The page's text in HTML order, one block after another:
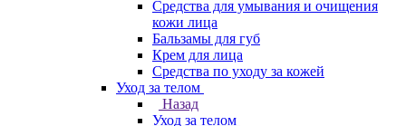
Средства для умывания и очищения
кожи лица
Бальзамы для губ
Крем для лица
Средства по уходу за кожей
Уход за телом
Назад
Уход за телом